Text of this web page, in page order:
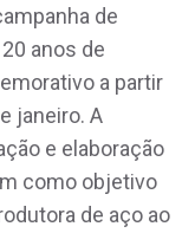
de
anos de
a partir
janeiro. A
e elaboração
como objetivo
de aço ao